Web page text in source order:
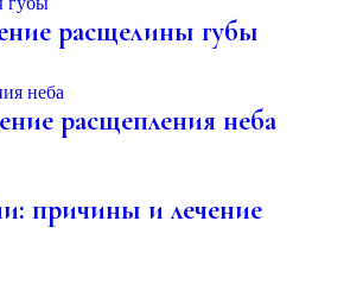
расщелины губы
расщепления неба
причины и лечение